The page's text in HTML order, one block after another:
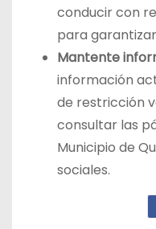
conducir con
para
Mantente
información
de restricción
consultar las
Municipio de
sociales.